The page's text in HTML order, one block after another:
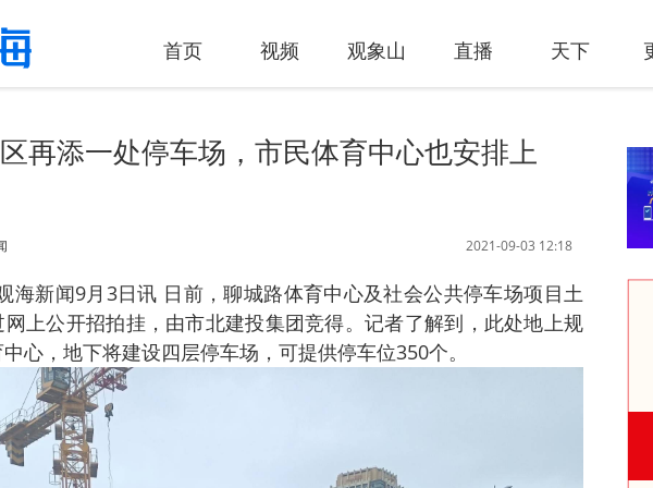
首页 视频 观象山 直播 天下
再添一处停车场，市民体育中心也安排上
2021-09-03 12:18
海新闻9月3日讯 日前，聊城路体育中心及社会公共停车场项目土
上公开招拍挂，由市北建投集团竞得。记者了解到，此处地上规
心，地下将建设四层停车场，可提供停车位350个。